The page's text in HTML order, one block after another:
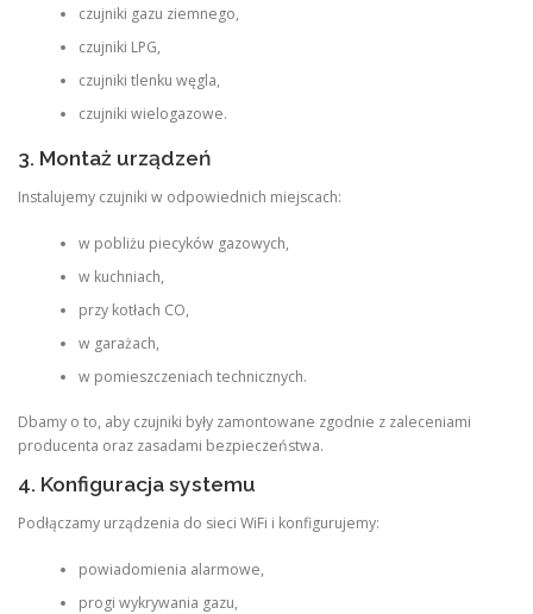
czujniki gazu ziemnego,
czujniki LPG,
czujniki tlenku węgla,
czujniki wielogazowe.
3. Montaż urządzeń
Instalujemy czujniki w odpowiednich miejscach:
w pobliżu piecyków gazowych,
w kuchniach,
przy kotłach CO,
w garażach,
w pomieszczeniach technicznych.
Dbamy o to, aby czujniki były zamontowane zgodnie z zaleceniami
producenta oraz zasadami bezpieczeństwa.
4. Konfiguracja systemu
Podłączamy urządzenia do sieci WiFi i konfigurujemy:
powiadomienia alarmowe,
progi wykrywania gazu,